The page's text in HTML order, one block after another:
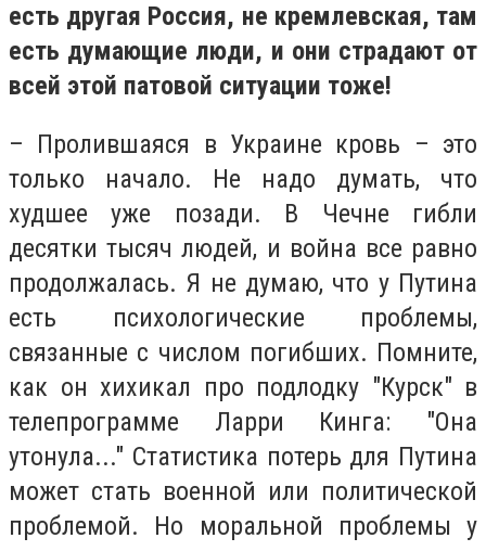
есть другая Россия, не кремлевская, там
есть думающие люди, и они страдают от
всей этой патовой ситуации тоже!
– Пролившаяся в Украине кровь – это
только начало. Не надо думать, что
худшее уже позади. В Чечне гибли
десятки тысяч людей, и война все равно
продолжалась. Я не думаю, что у Путина
есть психологические проблемы,
связанные с числом погибших. Помните,
как он хихикал про подлодку "Курск" в
телепрограмме Ларри Кинга: "Она
утонула..." Статистика потерь для Путина
может стать военной или политической
проблемой. Но моральной проблемы у